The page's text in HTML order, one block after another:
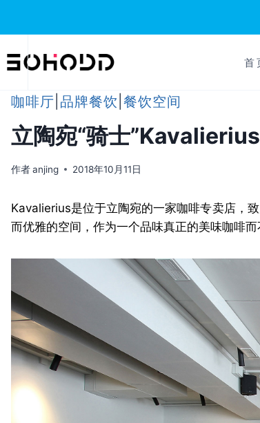
到
首
咖啡厅 品牌餐饮 餐饮空间
立陶宛“骑士
作者anjing 2018年10月11日
Kavalierius是位于立陶宛的一家咖啡专卖店，
而优雅的空间，作为一个品味真正的美味咖啡而